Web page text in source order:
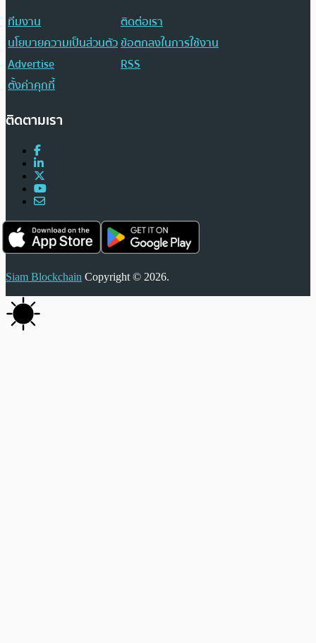
ทีมงาน
ติดต่อเรา
นโยบายความเป็นส่วนตัวข้อตกลงในการใช้งาน
Advertise
RSS
ตั้งค่าคุกกี้
ติดตามเรา
Siam Blockchain Copyright © 2026.